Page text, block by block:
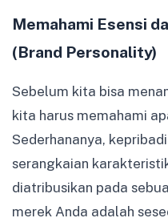
Memahami Esensi
(Brand Personality)
Sebelum kita bisa
kita harus memahami
Sederhananya,
serangkaian
diatribusikan pada
merek Anda adalah